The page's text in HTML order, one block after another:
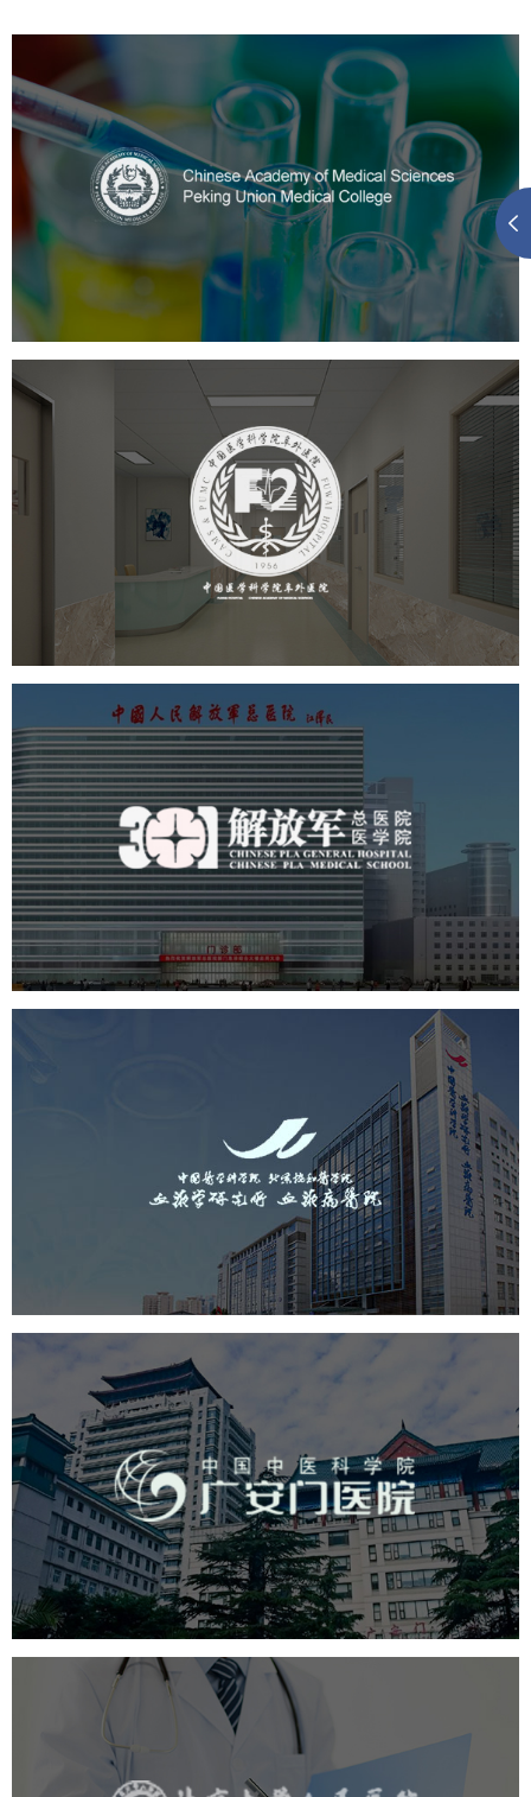
中国医学科学院
医院网站建设
定制开发
大学网站建设
高校网站建设
阜外医院
医药医疗 医院 医院网站建设 定制开发
中国人民解放军总医院 301医
院
医药医疗 医院 医院网站建设 定制开发
中国医学科学院血液病医院
（中国医学科学院...
医院网站建设
互联网医院
网站建设 网页设计
广安门医院
医药医疗 医院 医院网站建设
互联网医院
品牌官网
网站建设 网页设计
北京大学人民医院